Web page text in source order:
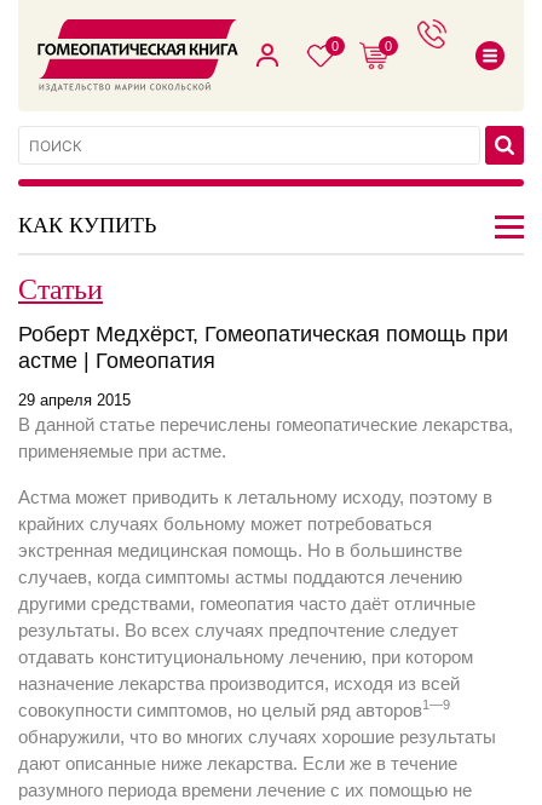
0 0
КАК КУПИТЬ
Статьи
Роберт Медхёрст, Гомеопатическая помощь при
астме | Гомеопатия
29 апреля 2015
В данной статье перечислены гомеопатические лекарства,
применяемые при астме.
Астма может приводить к летальному исходу, поэтому в
крайних случаях больному может потребоваться
экстренная медицинская помощь. Но в большинстве
случаев, когда симптомы астмы поддаются лечению
другими средствами, гомеопатия часто даёт отличные
результаты. Во всех случаях предпочтение следует
отдавать конституциональному лечению, при котором
назначение лекарства производится, исходя из всей
совокупности симптомов, но целый ряд авторов1—9
обнаружили, что во многих случаях хорошие результаты
дают описанные ниже лекарства. Если же в течение
разумного периода времени лечение с их помощью не